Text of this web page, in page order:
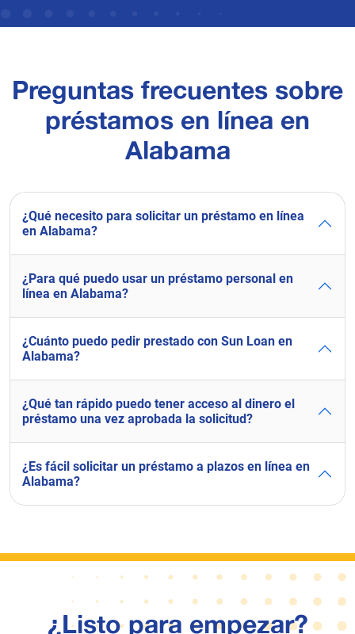
Preguntas frecuentes sobre
préstamos en línea en
Alabama
¿Qué necesito para solicitar un préstamo en línea
en Alabama?
¿Para qué puedo usar un préstamo personal en
línea en Alabama?
¿Cuánto puedo pedir prestado con Sun Loan en
Alabama?
¿Qué tan rápido puedo tener acceso al dinero el
préstamo una vez aprobada la solicitud?
¿Es fácil solicitar un préstamo a plazos en línea en
Alabama?
¿Listo para empezar?